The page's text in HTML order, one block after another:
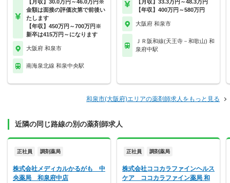
【月収】30.0万円～46.0万円※
金額は面接の評価次第で前後い
たします
【年収】450万円～700万円※
新卒は415万円～になります
大阪府 和泉市
南海泉北線 和泉中央駅
【月収】33.3万円～48.3万円
【年収】400万円～580万円
大阪府 和泉市
ＪＲ阪和線(天王寺－和歌山) 和
泉府中駅
和泉市(大阪府)エリアの薬剤師求人をもっと見る
近隣の同じ路線の別の薬剤師求人
正社員 調剤薬局
株式会社メディカルかるがも 中
央薬局 和泉府中店
正社員 調剤薬局
株式会社ココカラファインヘルス
ケア ココカラファイン薬局 和